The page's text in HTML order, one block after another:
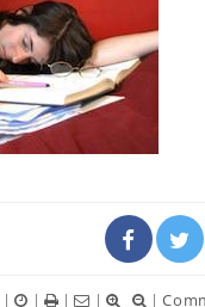
| | | | |
Le